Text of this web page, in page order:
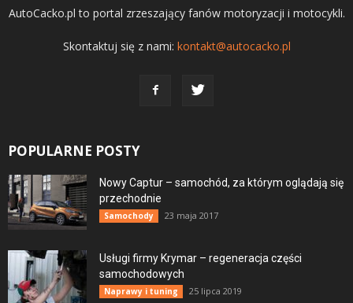
AutoCacko.pl to portal zrzeszający fanów motoryzacji i motocykli.
Skontaktuj się z nami: kontakt@autocacko.pl
POPULARNE POSTY
Nowy Captur – samochód, za którym oglądają się
przechodnie
Samochody 23 maja 2017
Usługi firmy Krymar – regeneracja części
samochodowych
Naprawy i tuning 25 lipca 2019